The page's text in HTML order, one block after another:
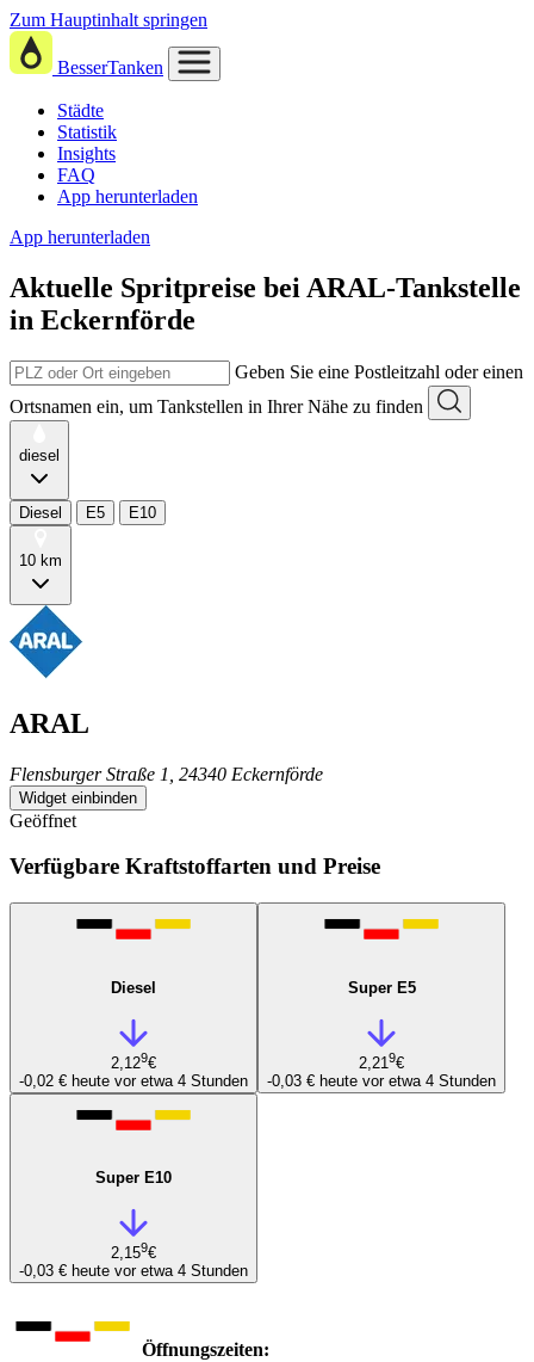
Zum Hauptinhalt springen
BesserTanken
Städte
Statistik
Insights
FAQ
App herunterladen
App herunterladen
Aktuelle Spritpreise bei ARAL-Tankstelle
in Eckernförde
Geben Sie eine Postleitzahl oder einen
Ortsnamen ein, um Tankstellen in Ihrer Nähe zu finden
diesel
Diesel E5 E10
10 km
ARAL
Flensburger Straße 1, 24340 Eckernförde
Widget einbinden
Geöffnet
Verfügbare Kraftstoffarten und Preise
Diesel
2,129€
-0,02 € heute vor etwa 4 Stunden
Super E5
2,219€
-0,03 € heute vor etwa 4 Stunden
Super E10
2,159€
-0,03 € heute vor etwa 4 Stunden
Öffnungszeiten: